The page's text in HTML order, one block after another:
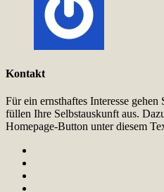
Kontakt
Für ein ernsthaftes Interesse
füllen Ihre Selbstauskunft aus.
Homepage-Button unter diesem